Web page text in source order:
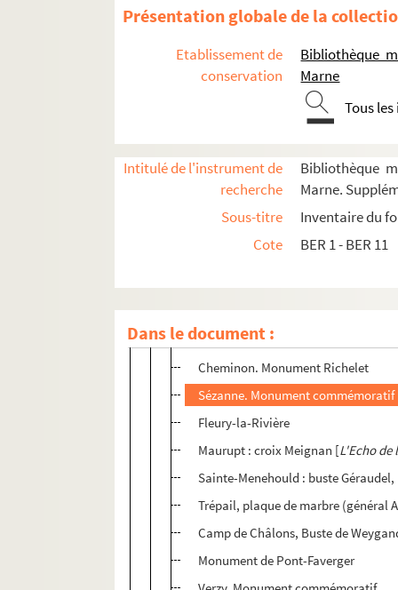
Présentation globale de la
Etablissement de
conservation
Bibliothèque
Marne
Tous
Intitulé de l'instrument de
recherche
Bibliothèque
Marne.
Sous-titre
Inventaire du
Cote
BER 1 - BER 11
Dans le document :
BER 4-7. Révolution, Empire, Restauration
BER 8-10. Histoire thématique de Châlons
BER 8. Histoire thématique de Châlons,
BER 8-1. Statues - notices pour les
Monuments civils. Dossier des
L'Union républicaine de la Marne
Conflans-sur-Seine. Monument
Cheminon. Monument Richelet
Sézanne. Monument commémoratif
Fleury-la-Rivière
Maurupt : croix Meignan [L'Echo de
Sainte-Menehould : buste
Trépail, plaque de marbre (général
Camp de Châlons, Buste de
Monument de Pont-Faverger